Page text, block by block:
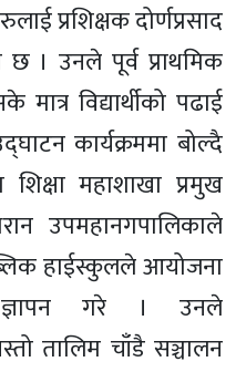
प्रशिक्षक दोर्णप्रसाद
छ । उनले पूर्व प्राथमिक
विद्यार्थीको पढाई
कार्यक्रममा बोल्दै
शिक्षा महाशाखा प्रमुख
उपमहानगपालिकाले
हाईस्कुलले आयोजना
गरे । उनले
तालिम चाँडै सञ्चालन